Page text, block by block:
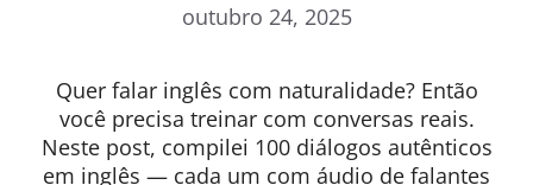
outubro 24, 2025
Quer falar inglês com naturalidade? Então
você precisa treinar com conversas reais.
Neste post, compilei 100 diálogos autênticos
em inglês — cada um com áudio de falantes